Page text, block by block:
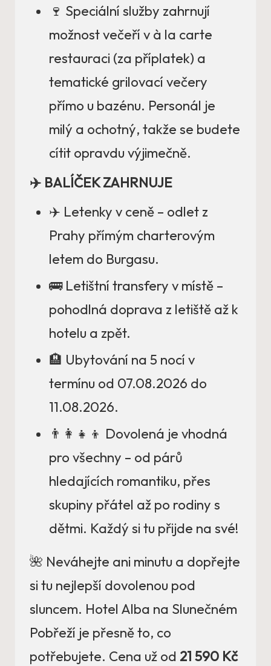
🍷 Speciální služby zahrnují
možnost večeří v à la carte
restauraci (za příplatek) a
tematické grilovací večery
přímo u bazénu. Personál je
milý a ochotný, takže se budete
cítit opravdu výjimečně.
✈️ BALÍČEK ZAHRNUJE
✈️ Letenky v ceně – odlet z
Prahy přímým charterovým
letem do Burgasu.
🚌 Letištní transfery v místě –
pohodlná doprava z letiště až k
hotelu a zpět.
🏨 Ubytování na 5 nocí v
termínu od 07.08.2026 do
11.08.2026.
👨‍👩‍👧‍👦 Dovolená je vhodná
pro všechny – od párů
hledajících romantiku, přes
skupiny přátel až po rodiny s
dětmi. Každý si tu přijde na své!
🌺 Neváhejte ani minutu a dopřejte
si tu nejlepší dovolenou pod
sluncem. Hotel Alba na Slunečném
Pobřeží je přesně to, co
potřebujete. Cena už od 21 590 Kč